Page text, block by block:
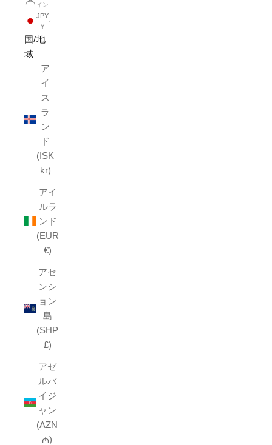
イン
JPY
¥
国/地
域
ア
イ
ス
ラ
ン
ド
(ISK
kr)
アイ
ルラ
ンド
(EUR
€)
アセ
ンシ
ョン
島
(SHP
£)
アゼ
ルバ
イジ
ャン
(AZN
₼)